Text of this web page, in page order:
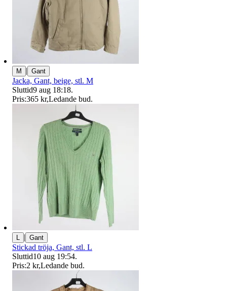
M | Gant
Jacka, Gant, beige, stl. M
Sluttid9 aug 18:18.
Pris:365 kr,Ledande bud.
L | Gant
Stickad tröja, Gant, stl. L
Sluttid10 aug 19:54.
Pris:2 kr,Ledande bud.